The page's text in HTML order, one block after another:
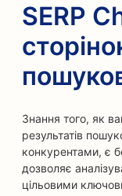
SERP
Знання того, як
результатів
конкурентами, є
дозволяє
цільовими